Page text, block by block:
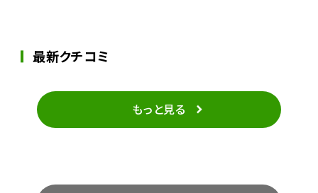
最新クチコミ
もっと見る